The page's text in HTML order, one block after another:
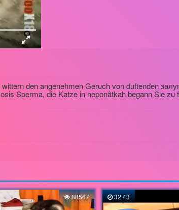
den angenehmen Geruch von duftenden
Sperma, die Katze in neponâtkah begann Sie zu
88567 32:43